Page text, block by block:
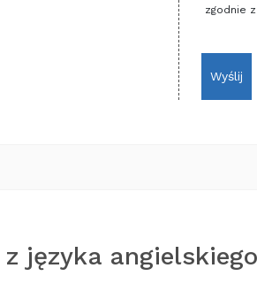
zgodnie
Wyślij
języka